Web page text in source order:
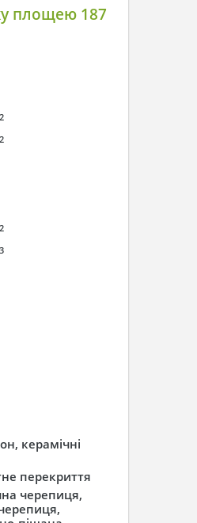
площею 187
2
2
2
3
керамічні
перекриття
черепиця,